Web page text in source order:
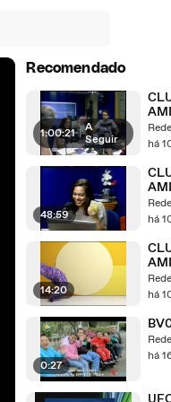
Recomendado
1:00:21 | A
Seguir
04
há
48:59
há
14:20
há
0:27
há